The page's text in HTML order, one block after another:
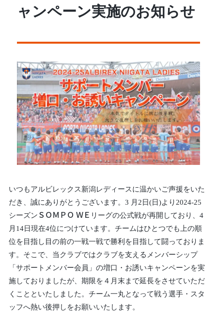
ャンペーン実施のお知らせ
いつもアルビレックス新潟レディースに温かいご声援をいた
だき、誠にありがとうございます。3 月2日(日)より2024-25
シーズンＳＯＭＰＯ ＷＥリーグの公式戦が再開しており、4
月14日現在4位につけています。チームはひとつでも上の順
位を目指し目の前の一戦一戦で勝利を目指して闘っておりま
す。そこで、当クラブではクラブを支えるメンバーシップ
「サポートメンバー会員」の増口・お誘いキャンペーンを実
施しておりましたが、期限を４月末まで延長をさせていただ
くことといたしました。チーム一丸となって戦う選手・スタ
ッフへ熱い後押しをお願いいたします。